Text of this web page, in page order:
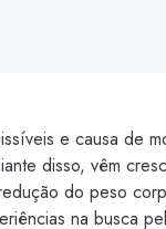
e causa de
disso, vêm
do peso
na busca